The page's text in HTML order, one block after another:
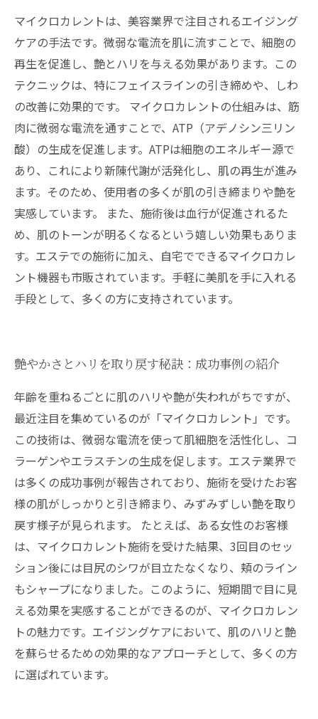
マイクロカレントは、美容業界で注目されるエイジング
ケアの手法です。微弱な電流を肌に流すことで、細胞の
再生を促進し、艶とハリを与える効果があります。この
テクニックは、特にフェイスラインの引き締めや、しわ
の改善に効果的です。 マイクロカレントの仕組みは、筋
肉に微弱な電流を通すことで、ATP（アデノシン三リン
酸）の生成を促進します。ATPは細胞のエネルギー源で
あり、これにより新陳代謝が活発化し、肌の再生が進み
ます。そのため、使用者の多くが肌の引き締まりや艶を
実感しています。 また、施術後は血行が促進されるた
め、肌のトーンが明るくなるという嬉しい効果もありま
す。エステでの施術に加え、自宅でできるマイクロカレ
ント機器も市販されています。手軽に美肌を手に入れる
手段として、多くの方に支持されています。
艶やかさとハリを取り戻す秘訣：成功事例の紹介
年齢を重ねるごとに肌のハリや艶が失われがちですが、
最近注目を集めているのが「マイクロカレント」です。
この技術は、微弱な電流を使って肌細胞を活性化し、コ
ラーゲンやエラスチンの生成を促します。エステ業界で
は多くの成功事例が報告されており、施術を受けたお客
様の肌がしっかりと引き締まり、みずみずしい艶を取り
戻す様子が見られます。 たとえば、ある女性のお客様
は、マイクロカレント施術を受けた結果、3回目のセッ
ション後には目尻のシワが目立たなくなり、頬のライン
もシャープになりました。このように、短期間で目に見
える効果を実感することができるのが、マイクロカレン
トの魅力です。エイジングケアにおいて、肌のハリと艶
を蘇らせるための効果的なアプローチとして、多くの方
に選ばれています。